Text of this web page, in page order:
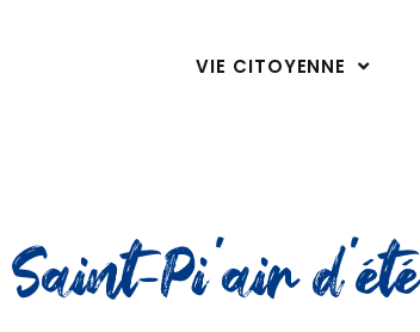
VIE CITOYENNE
Saint-Pi’air d’été